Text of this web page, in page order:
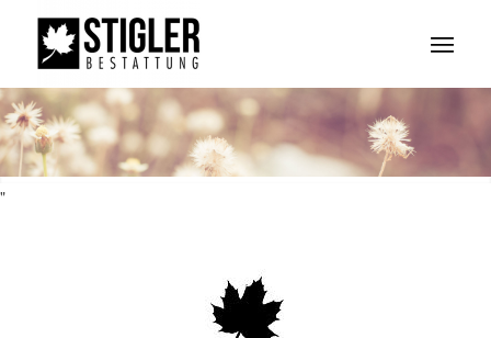
"